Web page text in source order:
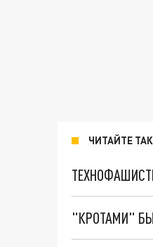
ЧИТАЙТЕ
"КРОТАМИ"